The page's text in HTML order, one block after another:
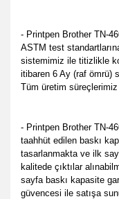
- Printpen Brother TN-
ASTM test
sistemimiz ile titizlikle
itibaren 6 Ay (raf ömrü)
Tüm üretim süreçlerimiz
- Printpen Brother TN-
taahhüt edilen baskı
tasarlanmakta ve ilk
kalitede çıktılar
sayfa baskı kapasite
güvencesi ile satışa